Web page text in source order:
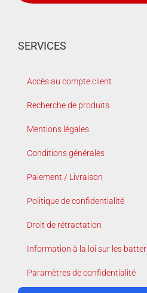
SERVICES
Accès au compte client
Recherche de produits
Mentions légales
Conditions générales
Paiement / Livraison
Politique de confidentialité
Droit de rétractation
Information à la loi sur les
Paramètres de confidentialité